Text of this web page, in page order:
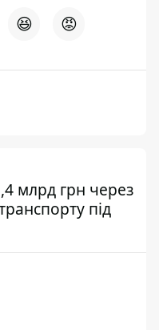
😆 😡
млрд грн через
під